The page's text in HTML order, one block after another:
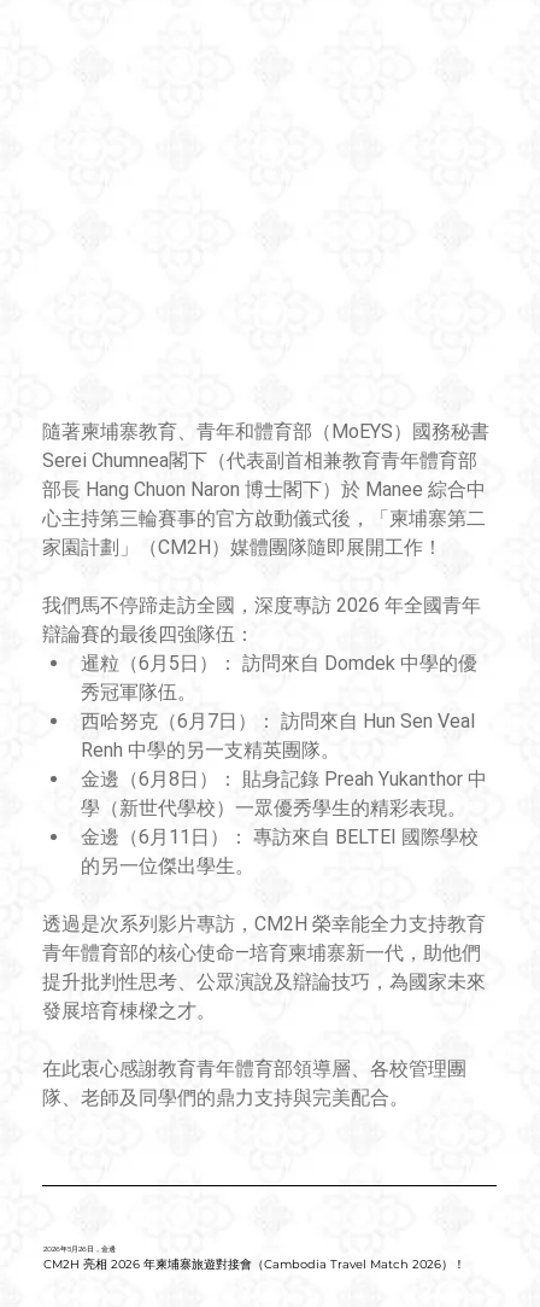
隨著柬埔寨教育、青年和體育部（MoEYS）國務秘書
Serei Chumnea閣下（代表副首相兼教育青年體育部
部長 Hang Chuon Naron 博士閣下）於 Manee 綜合中
心主持第三輪賽事的官方啟動儀式後，「柬埔寨第二
家園計劃」（CM2H）媒體團隊隨即展開工作！
我們馬不停蹄走訪全國，深度專訪 2026 年全國青年
辯論賽的最後四強隊伍：
暹粒（6月5日）： 訪問來自 Domdek 中學的優
秀冠軍隊伍。
西哈努克（6月7日）： 訪問來自 Hun Sen Veal
Renh 中學的另一支精英團隊。
金邊（6月8日）： 貼身記錄 Preah Yukanthor 中
學（新世代學校）一眾優秀學生的精彩表現。
金邊（6月11日）： 專訪來自 BELTEI 國際學校
的另一位傑出學生。
透過是次系列影片專訪，CM2H 榮幸能全力支持教育
青年體育部的核心使命—培育柬埔寨新一代，助他們
提升批判性思考、公眾演說及辯論技巧，為國家未來
發展培育棟樑之才。
在此衷心感謝教育青年體育部領導層、各校管理團
隊、老師及同學們的鼎力支持與完美配合。
2026年5月26日，金邊
CM2H 亮相 2026 年柬埔寨旅遊對接會（Cambodia Travel Match 2026）！